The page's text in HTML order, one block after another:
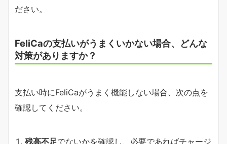
ださい。
FeliCaの支払いがうまくいかない場合、どんな
対策がありますか？
支払い時にFeliCaがうまく機能しない場合、次の点を
確認してください。
残高不足でないかを確認し、必要であればチャージ